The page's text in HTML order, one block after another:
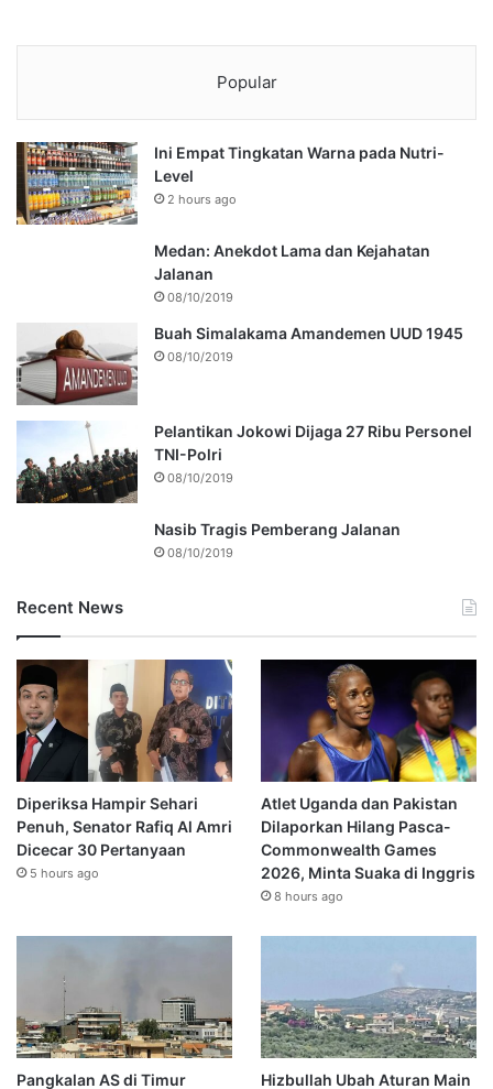
Popular
Ini Empat Tingkatan Warna pada Nutri-
Level
2 hours ago
Medan: Anekdot Lama dan Kejahatan
Jalanan
08/10/2019
Buah Simalakama Amandemen UUD 1945
08/10/2019
Pelantikan Jokowi Dijaga 27 Ribu Personel
TNI-Polri
08/10/2019
Nasib Tragis Pemberang Jalanan
08/10/2019
Recent News
Diperiksa Hampir Sehari
Penuh, Senator Rafiq Al Amri
Dicecar 30 Pertanyaan
5 hours ago
Atlet Uganda dan Pakistan
Dilaporkan Hilang Pasca-
Commonwealth Games
2026, Minta Suaka di Inggris
8 hours ago
Pangkalan AS di Timur Hizbullah Ubah Aturan Main